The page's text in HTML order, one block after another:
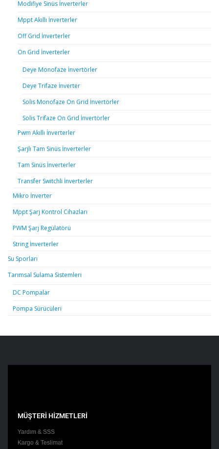
Modifiye Sinüs İnverterler
Mppt Akıllı İnverterler
Off Grid İnverterler
On Grid İnverterler
Deye Monofaze İnvertörler
Deye Trifaze İnverter
Solis Monofaze On Grid İnvertörler
Solis Trifaze On Grid İnvertörler
Pwm Akıllı İnverterler
Şarjlı Tam Sinüs İnverterler
Tam Sinüs İnverterler
Transfer Switchli İnverterler
Mikro İnverter
Mppt Şarj Kontrol Cihazları
PWM Şarj Regülatörü
String İnverterler
Su Sporları
Tarımsal Sulama Sistemleri
DC Pompalar
Pompa Sürücüleri
MÜŞTERİ HİZMETLERİ
Yardım & SSS
Kargo & Teslimat